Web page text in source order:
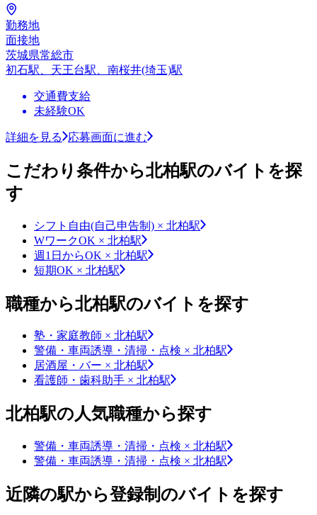
勤務地
面接地
茨城県常総市
初石駅、天王台駅、南桜井(埼玉)駅
交通費支給
未経験OK
詳細を見る 応募画面に進む
こだわり条件から北柏駅のバイトを探
す
シフト自由(自己申告制) × 北柏駅
WワークOK × 北柏駅
週1日からOK × 北柏駅
短期OK × 北柏駅
職種から北柏駅のバイトを探す
塾・家庭教師 × 北柏駅
警備・車両誘導・清掃・点検 × 北柏駅
居酒屋・バー × 北柏駅
看護師・歯科助手 × 北柏駅
北柏駅の人気職種から探す
警備・車両誘導・清掃・点検 × 北柏駅
警備・車両誘導・清掃・点検 × 北柏駅
近隣の駅から登録制のバイトを探す